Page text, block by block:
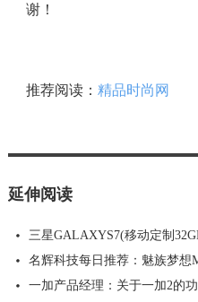
谢！
推荐阅读： 精品时尚网
延伸阅读
三星GALAXYS7(移动定制
名辉科技每日推荐：魅族梦
一加产品经理：关于一加2的